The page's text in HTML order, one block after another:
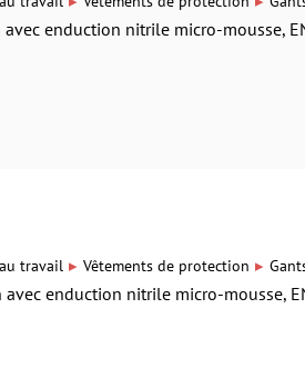
avec enduction nitrile micro-mousse,
travail ▸ Vêtements de protection ▸
avec enduction nitrile micro-mousse,